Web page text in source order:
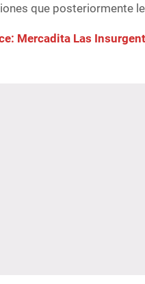
que posteriormente
Mercadita Las